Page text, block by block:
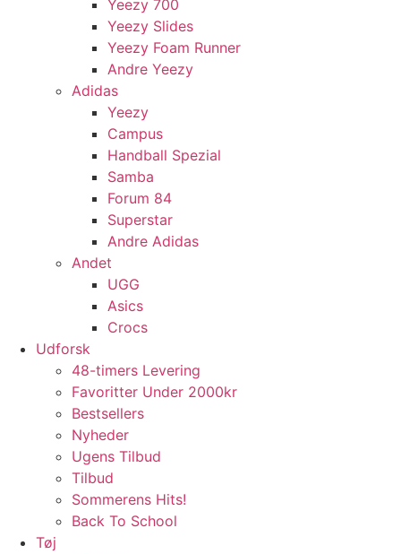
Yeezy 700
Yeezy Slides
Yeezy Foam Runner
Andre Yeezy
Adidas
Yeezy
Campus
Handball Spezial
Samba
Forum 84
Superstar
Andre Adidas
Andet
UGG
Asics
Crocs
Udforsk
48-timers Levering
Favoritter Under 2000kr
Bestsellers
Nyheder
Ugens Tilbud
Tilbud
Sommerens Hits!
Back To School
Tøj